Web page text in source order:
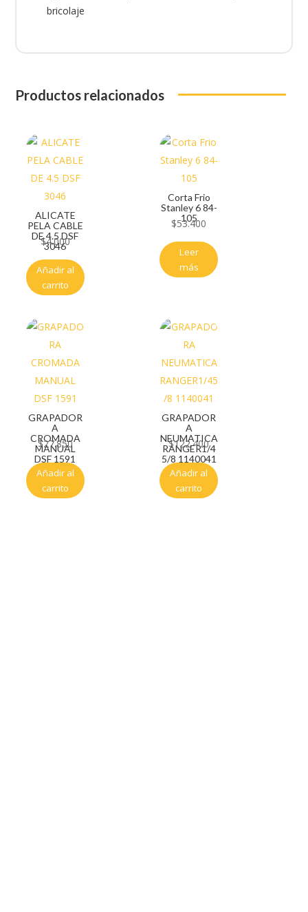
bricolaje
Productos relacionados
ALICATE
PELA CABLE
DE 4.5 DSF
3046
$4.000
Añadir al
carrito
Corta Frio
Stanley 6 84-
105
$53.400
Leer
más
GRAPADOR
A
CROMADA
MANUAL
DSF 1591
$27.850
Añadir al
carrito
GRAPADOR
A
NEUMATICA
RANGER1/4
5/8 1140041
$122.400
Añadir al
carrito